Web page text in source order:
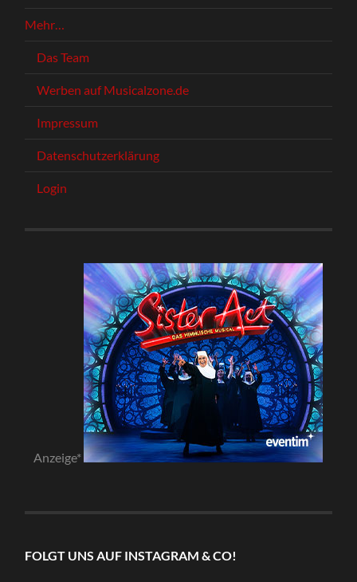
Mehr…
Das Team
Werben auf Musicalzone.de
Impressum
Datenschutzerklärung
Login
Anzeige*
FOLGT UNS AUF INSTAGRAM & CO!